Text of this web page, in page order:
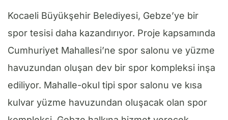
Kocaeli Büyükşehir Belediyesi, Gebze’ye bir
spor tesisi daha kazandırıyor. Proje kapsamında
Cumhuriyet Mahallesi’ne spor salonu ve yüzme
havuzundan oluşan dev bir spor kompleksi inşa
ediliyor. Mahalle-okul tipi spor salonu ve kısa
kulvar yüzme havuzundan oluşacak olan spor